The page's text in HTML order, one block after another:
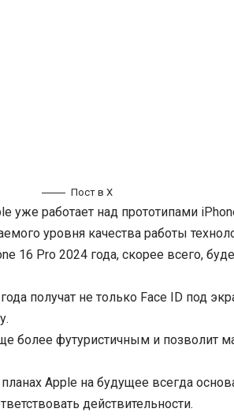
Пост в X
уже работает над прототипами
уровня качества работы
16 Pro 2024 года, скорее всего,
получат не только Face ID под
более футуристичным и позволит
Apple на будущее всегда
действительности.